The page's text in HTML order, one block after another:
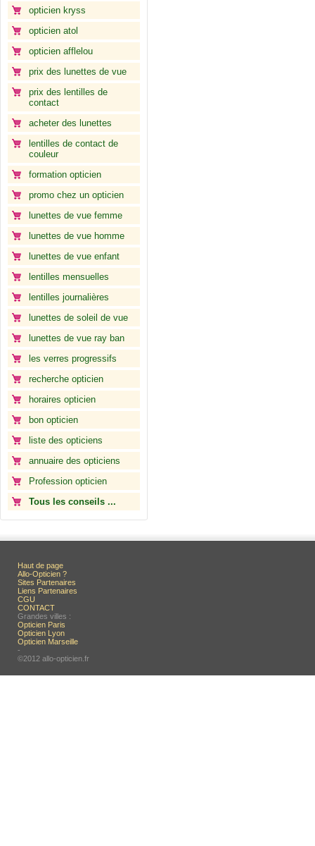
opticien kryss
opticien atol
opticien afflelou
prix des lunettes de vue
prix des lentilles de
contact
acheter des lunettes
lentilles de contact de
couleur
formation opticien
promo chez un opticien
lunettes de vue femme
lunettes de vue homme
lunettes de vue enfant
lentilles mensuelles
lentilles journalières
lunettes de soleil de vue
lunettes de vue ray ban
les verres progressifs
recherche opticien
horaires opticien
bon opticien
liste des opticiens
annuaire des opticiens
Profession opticien
Tous les conseils ...
Haut de page
Allo-Opticien ?
Sites Partenaires
Liens Partenaires
CGU
CONTACT
Grandes villes :
Opticien Paris
Opticien Lyon
Opticien Marseille
-
©2012 allo-opticien.fr